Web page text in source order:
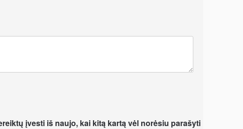
įvesti iš naujo, kai kitą kartą vėl norėsiu parašyti